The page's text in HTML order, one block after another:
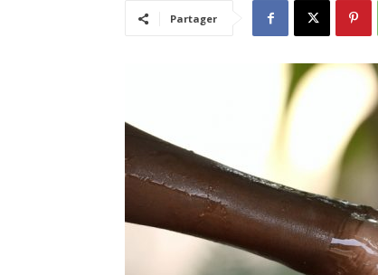
Partager